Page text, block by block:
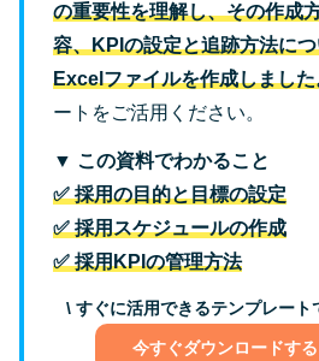
の重要性を理解し、その作成
容、KPIの設定と追跡方法に
Excelファイルを作成しました
ートをご活用ください。
▼ この資料でわかること
✅ 採用の目的と目標の設定
✅ 採用スケジュールの作成
✅ 採用KPIの管理方法
\ すぐに活用できるテンプレート
今すぐダウンロードす